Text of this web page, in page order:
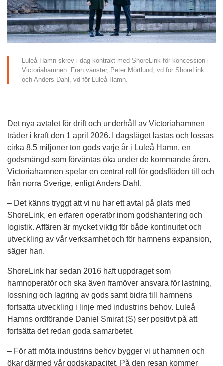
Luleå Hamn skrev i dag kontrakt med ShoreLink för koncession i
Victoriahamnen. Från vänster, Peter Mörtlund, vd för ShoreLink
och Anders Dahl, vd för Luleå Hamn.
Det nya avtalet för drift och underhåll av Victoriahamnen
träder i kraft den 1 april 2026. I dagsläget lastas och lossas
cirka 8,5 miljoner ton gods varje år i Luleå Hamn, en
godsmängd som förväntas öka under de kommande åren.
Victoriahamnen spelar en central roll för godsflöden till och
från norra Sverige, enligt Anders Dahl.
– Det känns tryggt att vi nu har ett avtal på plats med
ShoreLink, en erfaren operatör inom godshantering och
logistik. Affären är mycket viktig för både kontinuitet och
utveckling av vår verksamhet och för hamnens expansion,
säger han.
ShoreLink har sedan 2016 haft uppdraget som
hamnoperatör och ska även framöver ansvara för lastning,
lossning och lagring av gods samt bidra till hamnens
fortsatta utveckling i linje med industrins behov. Luleå
Hamns ordförande Daniel Smirat (S) ser positivt på att
fortsätta det redan goda samarbetet.
– För att möta industrins behov bygger vi ut hamnen och
ökar därmed vår godskapacitet. På den resan kommer